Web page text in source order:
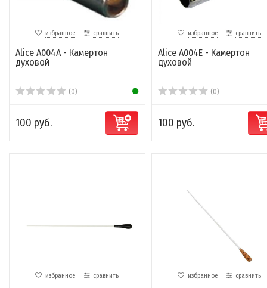
избранное сравнить
Alice A004A - Камертон
духовой
(0)
100 руб.
избранное сравнить
Alice A004E - Камертон
духовой
(0)
100 руб.
избранное сравнить избранное сравнить